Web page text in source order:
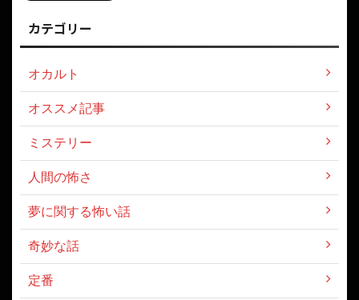
カテゴリー
オカルト
オススメ記事
ミステリー
人間の怖さ
夢に関する怖い話
奇妙な話
定番